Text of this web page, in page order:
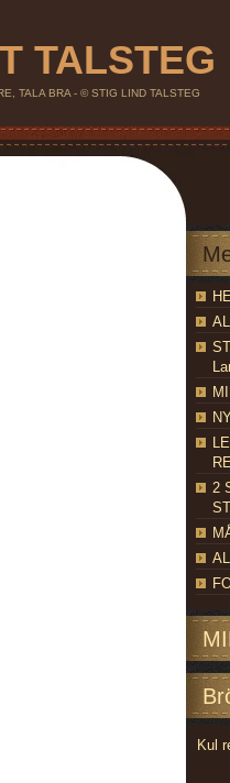
TALSTEG
TALA BRA - © STIG LIND TALSTEG
2
Kul